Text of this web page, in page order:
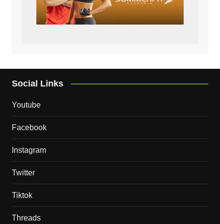
Social Links
Youtube
Facebook
Instagram
Twitter
Tiktok
Threads